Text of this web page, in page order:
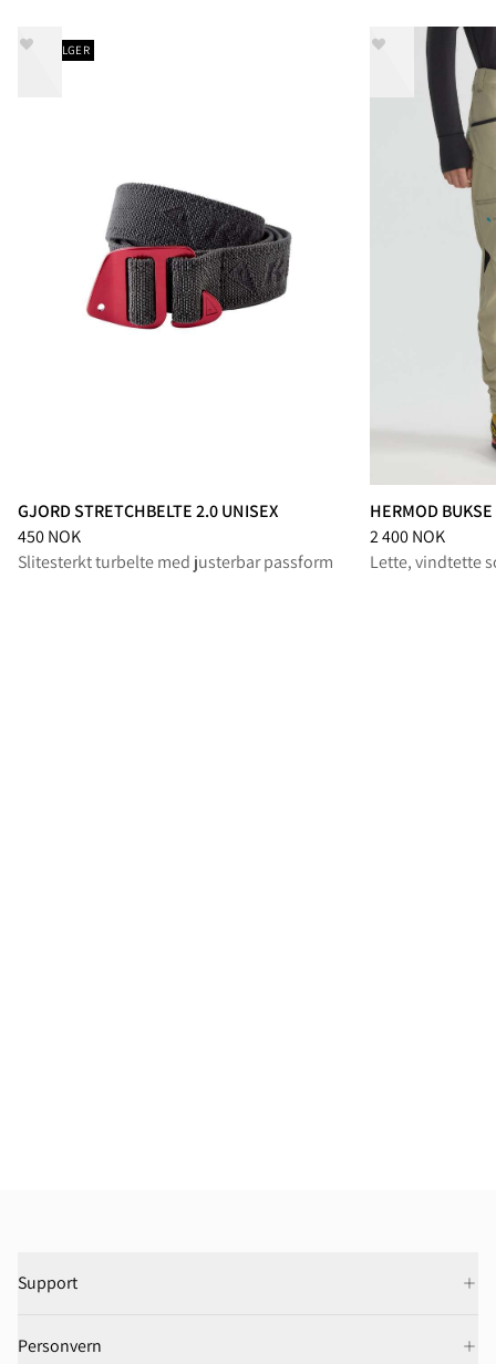
BESTSELGER
GJORD STRETCHBELTE 2.0 UNISEX
Pris:450 NOK, redusert fra 450 NOK
450 NOK
Slitesterkt turbelte med justerbar passform
HERMOD
Pris:2 400 NOK,
2 400 NOK
Support
Personvern